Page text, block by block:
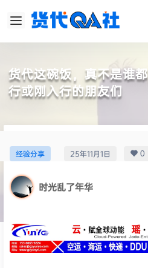
货代这碗饭，真不是谁
行或刚入行的朋友们
经验分享 25年11月1日 0
时光乱了年华